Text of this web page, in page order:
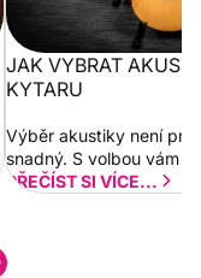
JAK VYBRAT
KYTARU
Výběr akustiky není pro
snadný. S volbou vám
PŘEČÍST SI VÍCE...